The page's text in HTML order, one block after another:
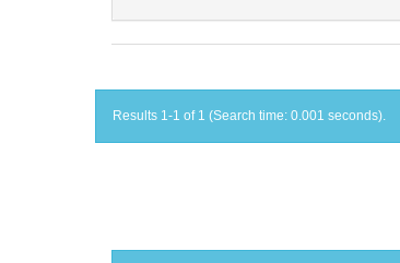
Results 1-1 of 1 (Search time: 0.001 seconds).